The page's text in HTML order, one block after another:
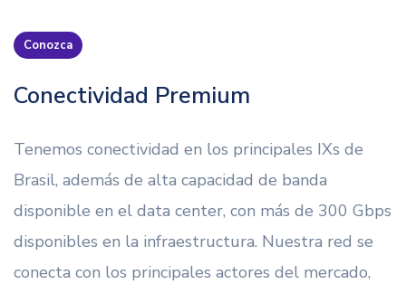
Conozca
Conectividad Premium
Tenemos conectividad en los principales IXs de
Brasil, además de alta capacidad de banda
disponible en el data center, con más de 300 Gbps
disponibles en la infraestructura. Nuestra red se
conecta con los principales actores del mercado,